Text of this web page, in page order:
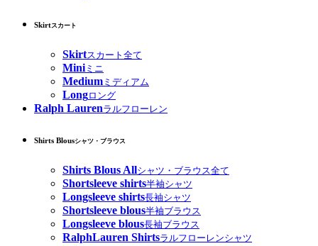
Skirtスカート
Skirtスカート全て
Miniミニ
Medium ミディアム
Longロング
Ralph Laurenラルフローレン
Shirts Blousシャツ・ブラウス
Shirts Blous Allシャツ・ブラウス全て
Shortsleeve shirts半袖シャツ
Longsleeve shirts長袖シャツ
Shortsleeve blous半袖ブラウス
Longsleeve blous長袖ブラウス
RalphLauren Shirtsラルフローレンシャツ